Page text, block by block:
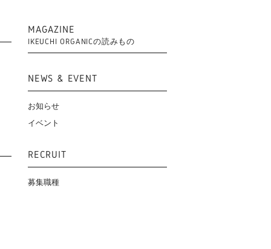
MAGAZINE
IKEUCHI ORGANICの読みもの
NEWS & EVENT
お知らせ
イベント
RECRUIT
募集職種